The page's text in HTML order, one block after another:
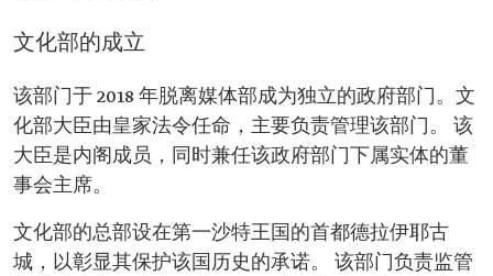
文化部的成立
该部门于 2018 年脱离媒体部成为独立的政府部门。文
化部大臣由皇家法令任命，主要负责管理该部门。 该
大臣是内阁成员，同时兼任该政府部门下属实体的董
事会主席。
文化部的总部设在第一沙特王国的首都德拉伊耶古
城，以彰显其保护该国历史的承诺。 该部门负责监管